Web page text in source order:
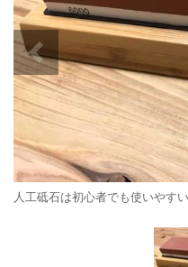
人工砥石は初心者でも使いやす